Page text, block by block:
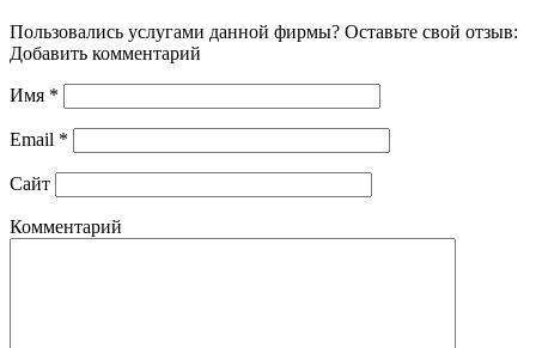
Пользовались услугами данной фирмы? Оставьте свой отзыв:
Добавить комментарий
Имя *
Email *
Сайт
Комментарий